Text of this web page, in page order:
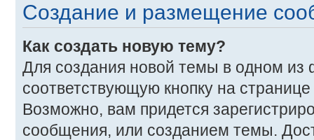
Создание и размещение
Как создать новую тему?
Для создания новой темы в одном из
соответствующую кнопку на
Возможно, вам придется
сообщения, или созданием темы.